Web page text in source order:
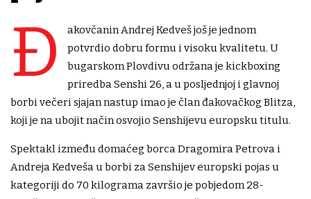
Đ
akovčanin Andrej Kedveš još je jednom
potvrdio dobru formu i visoku kvalitetu. U
bugarskom Plovdivu održana je kickboxing
priredba Senshi 26, a u posljednjoj i glavnoj
borbi večeri sjajan nastup imao je član đakovačkog Blitza,
koji je na ubojit način osvojio Senshijevu europsku titulu.
Spektakl između domaćeg borca Dragomira Petrova i
Andreja Kedveša u borbi za Senshijev europski pojas u
kategoriji do 70 kilograma završio je pobjedom 28-